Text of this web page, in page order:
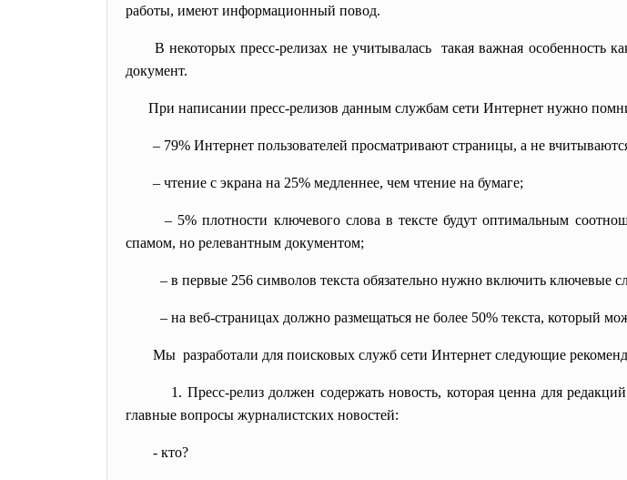
работы, имеют информационный повод.
В некоторых пресс-релизах не учитывалась такая важная особенность
документ.
При написании пресс-релизов данным службам сети Интернет нужно
– 79% Интернет пользователей просматривают страницы, а не
– чтение с экрана на 25% медленнее, чем чтение на бумаге;
– 5% плотности ключевого слова в тексте будут оптимальным
спамом, но релевантным документом;
– в первые 256 символов текста обязательно нужно включить ключевые
– на веб-страницах должно размещаться не более 50% текста, который
Мы разработали для поисковых служб сети Интернет следующие
1. Пресс-релиз должен содержать новость, которая ценна для
главные вопросы журналистских новостей:
- кто?